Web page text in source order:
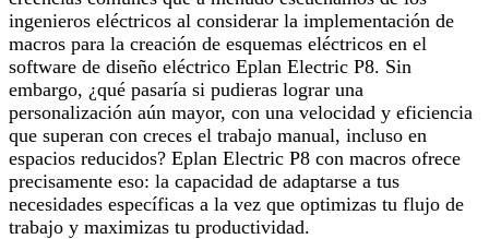
ingenieros eléctricos al considerar la implementación de
macros para la creación de esquemas eléctricos en el
software de diseño eléctrico Eplan Electric P8. Sin
embargo, ¿qué pasaría si pudieras lograr una
personalización aún mayor, con una velocidad y eficiencia
que superan con creces el trabajo manual, incluso en
espacios reducidos? Eplan Electric P8 con macros ofrece
precisamente eso: la capacidad de adaptarse a tus
necesidades específicas a la vez que optimizas tu flujo de
trabajo y maximizas tu productividad.